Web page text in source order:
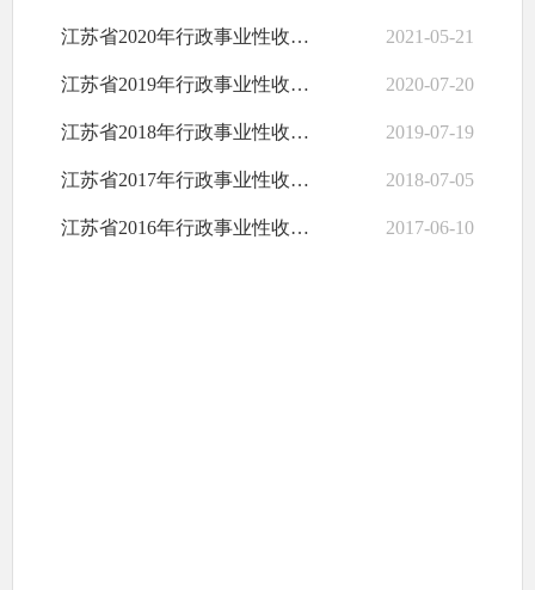
江苏省2020年行政事业性收费项目目录清单 2021-05-21
江苏省2019年行政事业性收费项目目录清单 2020-07-20
江苏省2018年行政事业性收费项目目录清单 2019-07-19
江苏省2017年行政事业性收费项目目录清单 2018-07-05
江苏省2016年行政事业性收费项目目录清单 2017-06-10